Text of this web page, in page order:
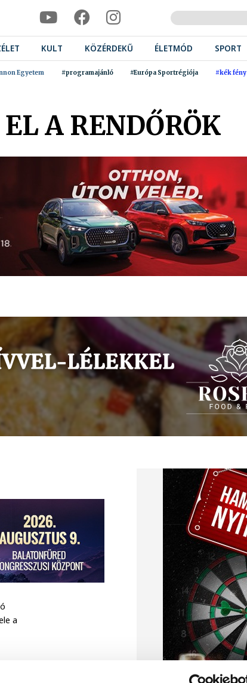
KULT KÖZÉRDEKŰ ÉLETMÓD SPORT
Egyetem #programajánló #Európa Sportrégiója #kék fény
A RENDŐRÖK
a